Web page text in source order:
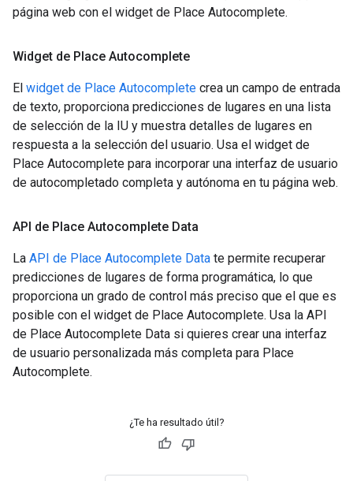
página web con el widget de Place Autocomplete.
Widget de Place Autocomplete
El widget de Place Autocomplete crea un campo de entrada
de texto, proporciona predicciones de lugares en una lista
de selección de la IU y muestra detalles de lugares en
respuesta a la selección del usuario. Usa el widget de
Place Autocomplete para incorporar una interfaz de usuario
de autocompletado completa y autónoma en tu página web.
API de Place Autocomplete Data
La API de Place Autocomplete Data te permite recuperar
predicciones de lugares de forma programática, lo que
proporciona un grado de control más preciso que el que es
posible con el widget de Place Autocomplete. Usa la API
de Place Autocomplete Data si quieres crear una interfaz
de usuario personalizada más completa para Place
Autocomplete.
¿Te ha resultado útil?